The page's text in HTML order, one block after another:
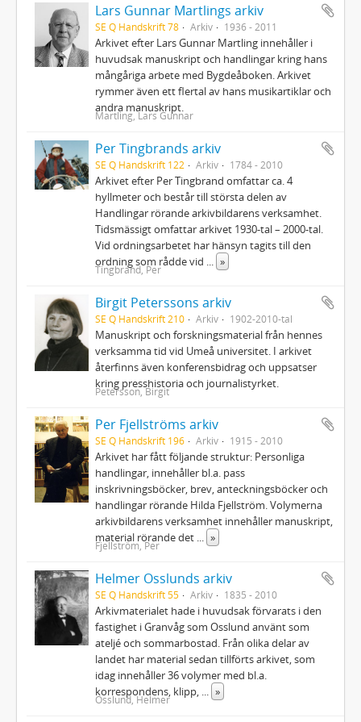
Lars Gunnar Martlings arkiv
SE Q Handskrift 78 Arkiv 1936 - 2011
Arkivet efter Lars Gunnar Martling innehåller i
huvudsak manuskript och handlingar kring hans
mångåriga arbete med Bygdeåboken. Arkivet
rymmer även ett flertal av hans musikartiklar och
andra manuskript.
Martling, Lars Gunnar
Per Tingbrands arkiv
SE Q Handskrift 122 Arkiv 1784 - 2010
Arkivet efter Per Tingbrand omfattar ca. 4
hyllmeter och består till största delen av
Handlingar rörande arkivbildarens verksamhet.
Tidsmässigt omfattar arkivet 1930-tal – 2000-tal.
Vid ordningsarbetet har hänsyn tagits till den
ordning som rådde vid
»
Tingbrand, Per
Birgit Peterssons arkiv
SE Q Handskrift 210 Arkiv 1902-2010-tal
Manuskript och forskningsmaterial från hennes
verksamma tid vid Umeå universitet. I arkivet
återfinns även konferensbidrag och uppsatser
kring presshistoria och journalistyrket.
Petersson, Birgit
Per Fjellströms arkiv
SE Q Handskrift 196 Arkiv 1915 - 2010
Arkivet har fått följande struktur: Personliga
handlingar, innehåller bl.a. pass
inskrivningsböcker, brev, anteckningsböcker och
handlingar rörande Hilda Fjellström. Volymerna
arkivbildarens verksamhet innehåller manuskript,
material rörande det
»
Fjellström, Per
Helmer Osslunds arkiv
SE Q Handskrift 55 Arkiv 1835 - 2010
Arkivmaterialet hade i huvudsak förvarats i den
fastighet i Granvåg som Osslund använt som
ateljé och sommarbostad. Från olika delar av
landet har material sedan tillförts arkivet, som
idag innehåller 36 volymer med bl.a.
korrespondens, klipp,
»
Osslund, Helmer